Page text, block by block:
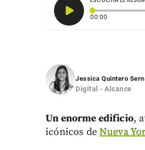
00:00
Jessica Quintero
Digital - Alcance
Un enorme edificio,
icónicos de Nueva